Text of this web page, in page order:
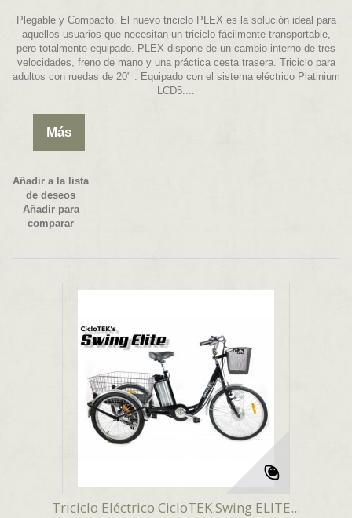
Plegable y Compacto. El nuevo triciclo PLEX es la solución ideal para
aquellos usuarios que necesitan un triciclo fácilmente transportable,
pero totalmente equipado. PLEX dispone de un cambio interno de tres
velocidades, freno de mano y una práctica cesta trasera. Triciclo para
adultos con ruedas de 20" . Equipado con el sistema eléctrico Platinium
LCD5....
Más
Añadir a la lista
de deseos
Añadir para
comparar
Triciclo Eléctrico CicloTEK Swing ELITE...